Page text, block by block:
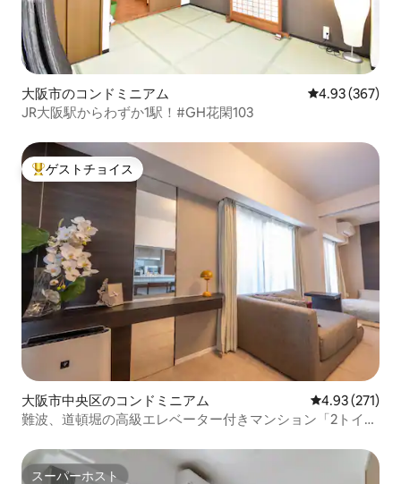
大阪市のコンドミニアム レビュー367
4.93 (367)
JR大阪駅からわずか1駅！#GH花閑103
大好評のゲストチョイスです。
ゲストチョイス
大阪市中央区のコンドミニアム レビュー271
4.93 (271)
難波、道頓堀の高級エレベーター付きマンション「2トイ
分、同じ建物に他のリスティングもありますのでお問い合
わせください
スーパーホスト